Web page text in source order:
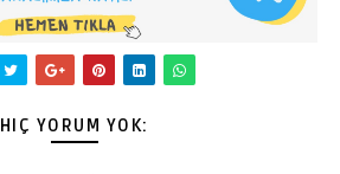
HIÇ YORUM YOK: